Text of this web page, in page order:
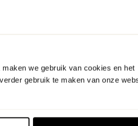
we gebruik van cookies en het
gebruik te maken van onze
1000,- aan
een eiken salontafel